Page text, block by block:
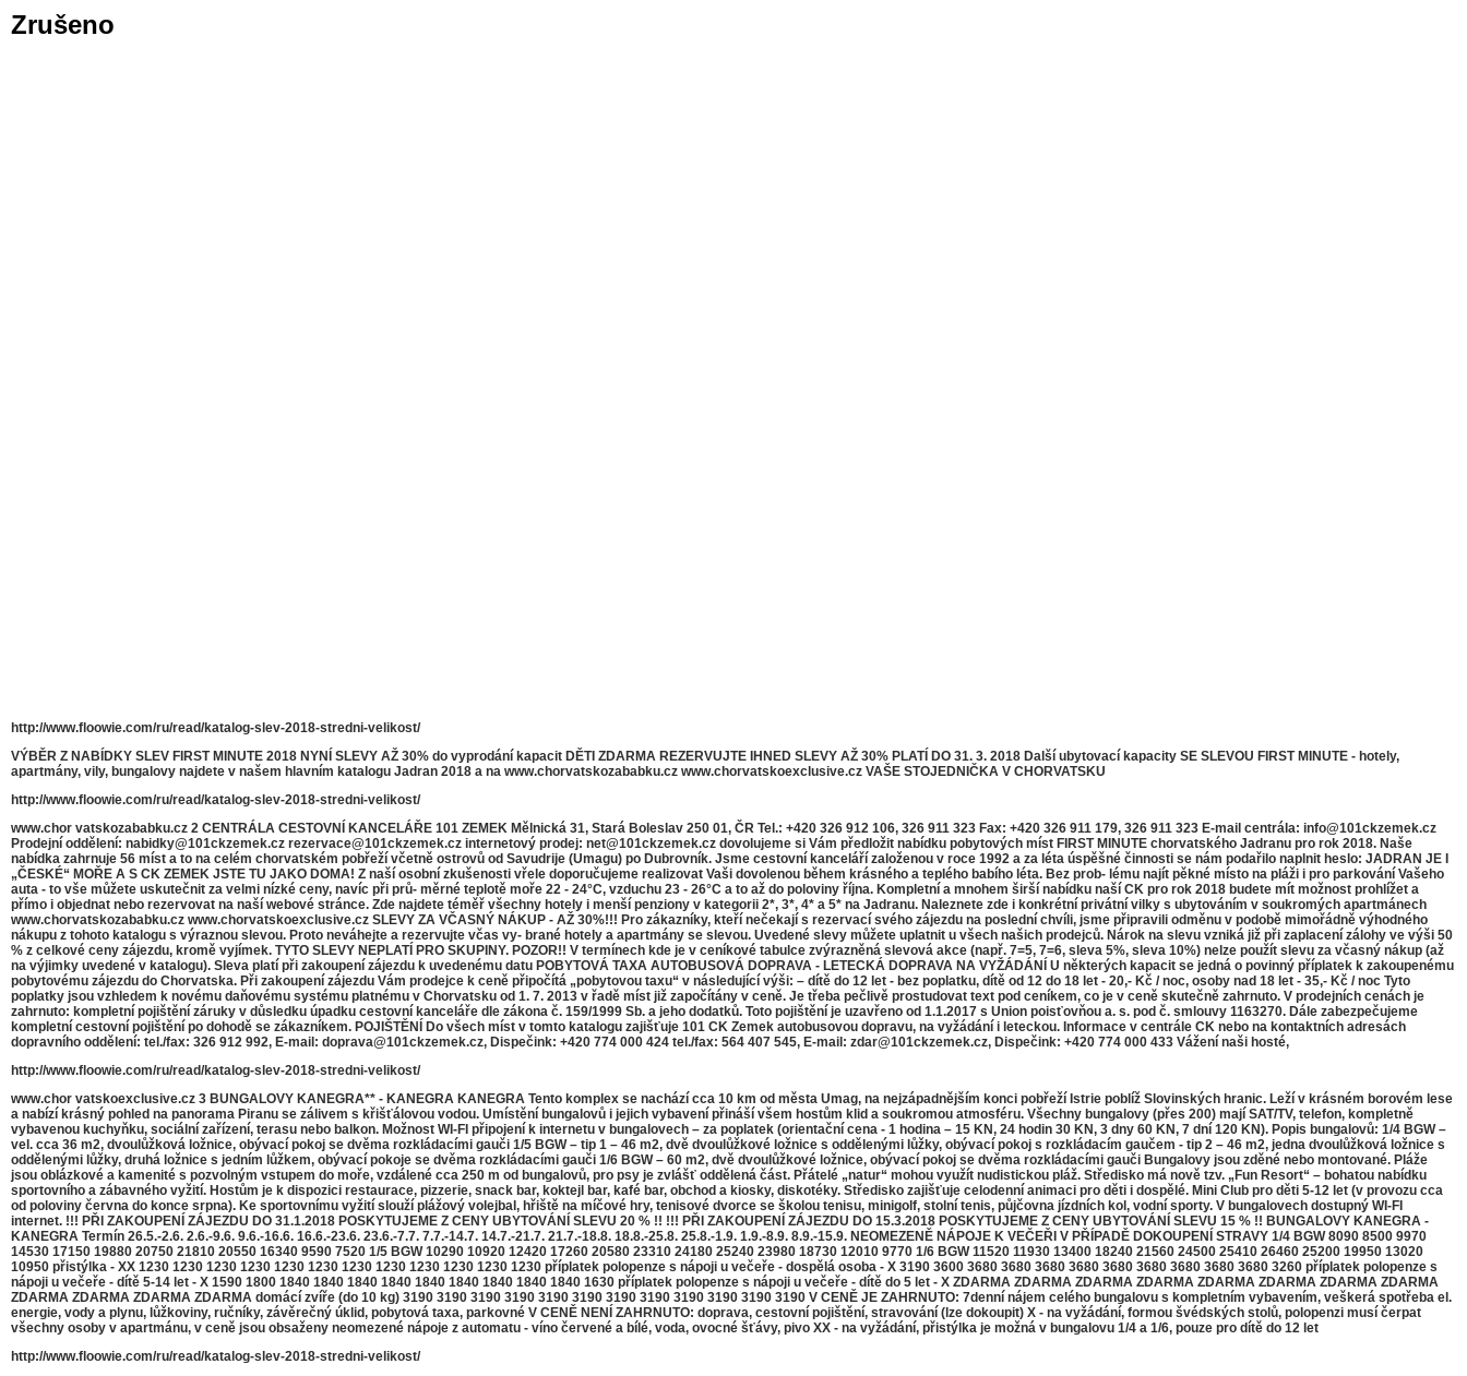
Zrušeno
http://www.floowie.com/ru/read/katalog-slev-2018-stredni-velikost/
VÝBĚR Z NABÍDKY SLEV FIRST MINUTE 2018 NYNÍ SLEVY AŽ 30% do vyprodání kapacit DĚTI ZDARMA REZERVUJTE IHNED SLEVY AŽ 30% PLATÍ DO 31. 3. 2018 Další ubytovací kapacity SE SLEVOU FIRST MINUTE - hotely,
apartmány, vily, bungalovy najdete v našem hlavním katalogu Jadran 2018 a na www.chorvatskozababku.cz www.chorvatskoexclusive.cz VAŠE STOJEDNIČKA V CHORVATSKU
http://www.floowie.com/ru/read/katalog-slev-2018-stredni-velikost/
www.chor vatskozababku.cz 2 CENTRÁLA CESTOVNÍ KANCELÁŘE 101 ZEMEK Mělnická 31, Stará Boleslav 250 01, ČR Tel.: +420 326 912 106, 326 911 323 Fax: +420 326 911 179, 326 911 323 E-mail centrála: info@101ckzemek.cz
Prodejní oddělení: nabidky@101ckzemek.cz rezervace@101ckzemek.cz internetový prodej: net@101ckzemek.cz dovolujeme si Vám předložit nabídku pobytových míst FIRST MINUTE chorvatského Jadranu pro rok 2018. Naše
nabídka zahrnuje 56 míst a to na celém chorvatském pobřeží včetně ostrovů od Savudrije (Umagu) po Dubrovník. Jsme cestovní kanceláří založenou v roce 1992 a za léta úspěšné činnosti se nám podařilo naplnit heslo: JADRAN JE I
„ČESKÉ“ MOŘE A S CK ZEMEK JSTE TU JAKO DOMA! Z naší osobní zkušenosti vřele doporučujeme realizovat Vaši dovolenou během krásného a teplého babího léta. Bez prob- lému najít pěkné místo na pláži i pro parkování Vašeho
auta - to vše můžete uskutečnit za velmi nízké ceny, navíc při prů- měrné teplotě moře 22 - 24°C, vzduchu 23 - 26°C a to až do poloviny října. Kompletní a mnohem širší nabídku naší CK pro rok 2018 budete mít možnost prohlížet a
přímo i objednat nebo rezervovat na naší webové stránce. Zde najdete téměř všechny hotely i menší penziony v kategorii 2*, 3*, 4* a 5* na Jadranu. Naleznete zde i konkrétní privátní vilky s ubytováním v soukromých apartmánech
www.chorvatskozababku.cz www.chorvatskoexclusive.cz SLEVY ZA VČASNÝ NÁKUP - AŽ 30%!!! Pro zákazníky, kteří nečekají s rezervací svého zájezdu na poslední chvíli, jsme připravili odměnu v podobě mimořádně výhodného
nákupu z tohoto katalogu s výraznou slevou. Proto neváhejte a rezervujte včas vy- brané hotely a apartmány se slevou. Uvedené slevy můžete uplatnit u všech našich prodejců. Nárok na slevu vzniká již při zaplacení zálohy ve výši 50
% z celkové ceny zájezdu, kromě vyjímek. TYTO SLEVY NEPLATÍ PRO SKUPINY. POZOR!! V termínech kde je v ceníkové tabulce zvýrazněná slevová akce (např. 7=5, 7=6, sleva 5%, sleva 10%) nelze použít slevu za včasný nákup (až
na výjimky uvedené v katalogu). Sleva platí při zakoupení zájezdu k uvedenému datu POBYTOVÁ TAXA AUTOBUSOVÁ DOPRAVA - LETECKÁ DOPRAVA NA VYŽÁDÁNÍ U některých kapacit se jedná o povinný příplatek k zakoupenému
pobytovému zájezdu do Chorvatska. Při zakoupení zájezdu Vám prodejce k ceně připočítá „pobytovou taxu“ v následující výši: – dítě do 12 let - bez poplatku, dítě od 12 do 18 let - 20,- Kč / noc, osoby nad 18 let - 35,- Kč / noc Tyto
poplatky jsou vzhledem k novému daňovému systému platnému v Chorvatsku od 1. 7. 2013 v řadě míst již započítány v ceně. Je třeba pečlivě prostudovat text pod ceníkem, co je v ceně skutečně zahrnuto. V prodejních cenách je
zahrnuto: kompletní pojištění záruky v důsledku úpadku cestovní kanceláře dle zákona č. 159/1999 Sb. a jeho dodatků. Toto pojištění je uzavřeno od 1.1.2017 s Union poisťovňou a. s. pod č. smlouvy 1163270. Dále zabezpečujeme
kompletní cestovní pojištění po dohodě se zákazníkem. POJIŠTĚNÍ Do všech míst v tomto katalogu zajišťuje 101 CK Zemek autobusovou dopravu, na vyžádání i leteckou. Informace v centrále CK nebo na kontaktních adresách
dopravního oddělení: tel./fax: 326 912 992, E-mail: doprava@101ckzemek.cz, Dispečink: +420 774 000 424 tel./fax: 564 407 545, E-mail: zdar@101ckzemek.cz, Dispečink: +420 774 000 433 Vážení naši hosté,
http://www.floowie.com/ru/read/katalog-slev-2018-stredni-velikost/
www.chor vatskoexclusive.cz 3 BUNGALOVY KANEGRA** - KANEGRA KANEGRA Tento komplex se nachází cca 10 km od města Umag, na nejzápadnějším konci pobřeží Istrie poblíž Slovinských hranic. Leží v krásném borovém lese
a nabízí krásný pohled na panorama Piranu se zálivem s křišťálovou vodou. Umístění bungalovů i jejich vybavení přináší všem hostům klid a soukromou atmosféru. Všechny bungalovy (přes 200) mají SAT/TV, telefon, kompletně
vybavenou kuchyňku, sociální zařízení, terasu nebo balkon. Možnost WI-FI připojení k internetu v bungalovech – za poplatek (orientační cena - 1 hodina – 15 KN, 24 hodin 30 KN, 3 dny 60 KN, 7 dní 120 KN). Popis bungalovů: 1/4 BGW –
vel. cca 36 m2, dvoulůžková ložnice, obývací pokoj se dvěma rozkládacími gauči 1/5 BGW – tip 1 – 46 m2, dvě dvoulůžkové ložnice s oddělenými lůžky, obývací pokoj s rozkládacím gaučem - tip 2 – 46 m2, jedna dvoulůžková ložnice s
oddělenými lůžky, druhá ložnice s jedním lůžkem, obývací pokoje se dvěma rozkládacími gauči 1/6 BGW – 60 m2, dvě dvoulůžkové ložnice, obývací pokoj se dvěma rozkládacími gauči Bungalovy jsou zděné nebo montované. Pláže
jsou oblázkové a kamenité s pozvolným vstupem do moře, vzdálené cca 250 m od bungalovů, pro psy je zvlášť oddělená část. Přátelé „natur“ mohou využít nudistickou pláž. Středisko má nově tzv. „Fun Resort“ – bohatou nabídku
sportovního a zábavného vyžití. Hostům je k dispozici restaurace, pizzerie, snack bar, koktejl bar, kafé bar, obchod a kiosky, diskotéky. Středisko zajišťuje celodenní animaci pro děti i dospělé. Mini Club pro děti 5-12 let (v provozu cca
od poloviny června do konce srpna). Ke sportovnímu vyžití slouží plážový volejbal, hřiště na míčové hry, tenisové dvorce se školou tenisu, minigolf, stolní tenis, půjčovna jízdních kol, vodní sporty. V bungalovech dostupný WI-FI
internet. !!! PŘI ZAKOUPENÍ ZÁJEZDU DO 31.1.2018 POSKYTUJEME Z CENY UBYTOVÁNÍ SLEVU 20 % !! !!! PŘI ZAKOUPENÍ ZÁJEZDU DO 15.3.2018 POSKYTUJEME Z CENY UBYTOVÁNÍ SLEVU 15 % !! BUNGALOVY KANEGRA -
KANEGRA Termín 26.5.-2.6. 2.6.-9.6. 9.6.-16.6. 16.6.-23.6. 23.6.-7.7. 7.7.-14.7. 14.7.-21.7. 21.7.-18.8. 18.8.-25.8. 25.8.-1.9. 1.9.-8.9. 8.9.-15.9. NEOMEZENĚ NÁPOJE K VEČEŘI V PŘÍPADĚ DOKOUPENÍ STRAVY 1/4 BGW 8090 8500 9970
14530 17150 19880 20750 21810 20550 16340 9590 7520 1/5 BGW 10290 10920 12420 17260 20580 23310 24180 25240 23980 18730 12010 9770 1/6 BGW 11520 11930 13400 18240 21560 24500 25410 26460 25200 19950 13020
10950 přistýlka - XX 1230 1230 1230 1230 1230 1230 1230 1230 1230 1230 1230 1230 příplatek polopenze s nápoji u večeře - dospělá osoba - X 3190 3600 3680 3680 3680 3680 3680 3680 3680 3680 3680 3260 příplatek polopenze s
nápoji u večeře - dítě 5-14 let - X 1590 1800 1840 1840 1840 1840 1840 1840 1840 1840 1840 1630 příplatek polopenze s nápoji u večeře - dítě do 5 let - X ZDARMA ZDARMA ZDARMA ZDARMA ZDARMA ZDARMA ZDARMA ZDARMA
ZDARMA ZDARMA ZDARMA ZDARMA domácí zvíře (do 10 kg) 3190 3190 3190 3190 3190 3190 3190 3190 3190 3190 3190 3190 V CENĚ JE ZAHRNUTO: 7denní nájem celého bungalovu s kompletním vybavením, veškerá spotřeba el.
energie, vody a plynu, lůžkoviny, ručníky, závěrečný úklid, pobytová taxa, parkovné V CENĚ NENÍ ZAHRNUTO: doprava, cestovní pojištění, stravování (lze dokoupit) X - na vyžádání, formou švédských stolů, polopenzi musí čerpat
všechny osoby v apartmánu, v ceně jsou obsaženy neomezené nápoje z automatu - víno červené a bílé, voda, ovocné šťávy, pivo XX - na vyžádání, přistýlka je možná v bungalovu 1/4 a 1/6, pouze pro dítě do 12 let
http://www.floowie.com/ru/read/katalog-slev-2018-stredni-velikost/